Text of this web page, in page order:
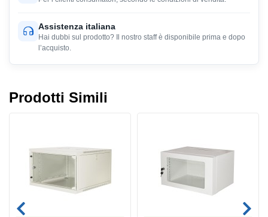
Assistenza italiana
Hai dubbi sul prodotto? Il nostro staff è disponibile prima e dopo
l’acquisto.
Prodotti Simili